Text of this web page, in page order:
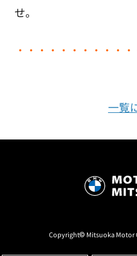
せ。
・ ・・・・・・・・・
一覧
Copyright© Mitsuoka Motor